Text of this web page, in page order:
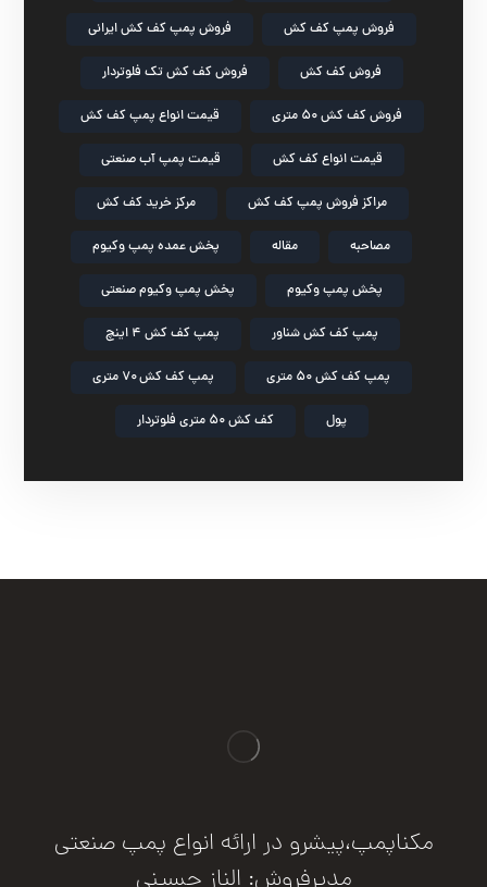
فروش پمپ کف کش فروش پمپ کف کش ایرانی
فروش کف کش فروش کف کش تک فلوتردار
فروش کف کش ۵۰ متری قیمت انواع پمپ کف کش
قیمت انواع کف کش قیمت پمپ آب صنعتی
مراکز فروش پمپ کف کش مرکز خرید کف کش
مصاحبه مقاله پخش عمده پمپ وکیوم
پخش پمپ وکیوم پخش پمپ وکیوم صنعتی
پمپ کف کش شناور پمپ کف کش ۴ اینچ
پمپ کف کش ۵۰ متری پمپ کف کش ۷۰ متری
پول کف کش ۵۰ متری فلوتردار
مکناپمپ،پیشرو در ارائه انواع پمپ صنعتی